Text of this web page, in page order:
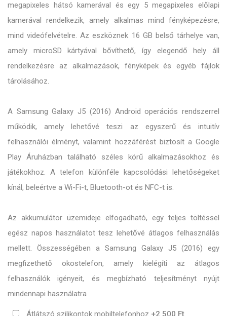
megapixeles hátsó kamerával és egy 5 megapixeles előlapi
kamerával rendelkezik, amely alkalmas mind fényképezésre,
mind videófelvételre. Az eszköznek 16 GB belső tárhelye van,
amely microSD kártyával bővíthető, így elegendő hely áll
rendelkezésre az alkalmazások, fényképek és egyéb fájlok
tárolásához.
A Samsung Galaxy J5 (2016) Android operációs rendszerrel
működik, amely lehetővé teszi az egyszerű és intuitív
felhasználói élményt, valamint hozzáférést biztosít a Google
Play Áruházban található széles körű alkalmazásokhoz és
játékokhoz. A telefon különféle kapcsolódási lehetőségeket
kínál, beleértve a Wi-Fi-t, Bluetooth-ot és NFC-t is.
Az akkumulátor üzemideje elfogadható, egy teljes töltéssel
egész napos használatot tesz lehetővé átlagos felhasználás
mellett. Összességében a Samsung Galaxy J5 (2016) egy
megfizethető okostelefon, amely kielégíti az átlagos
felhasználók igényeit, és megbízható teljesítményt nyújt
mindennapi használatra